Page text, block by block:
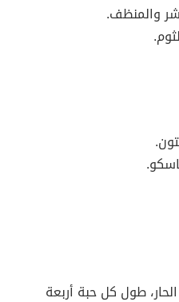
والمنظف.
طول كل حبة أربعة